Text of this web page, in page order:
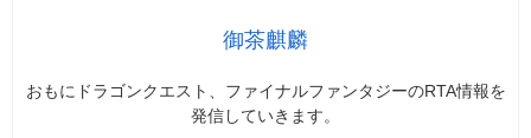
御茶麒麟
おもにドラゴンクエスト、ファイナルファンタジーのRTA情報を
発信していきます。